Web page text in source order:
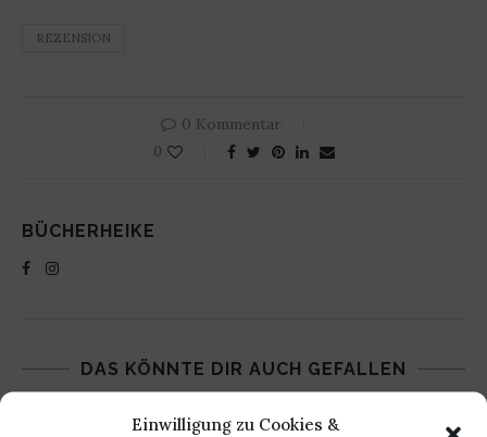
Einwilligung zu Cookies &
REZENSION
0 Kommentar
0
BÜCHERHEIKE
DAS KÖNNTE DIR AUCH GEFALLEN